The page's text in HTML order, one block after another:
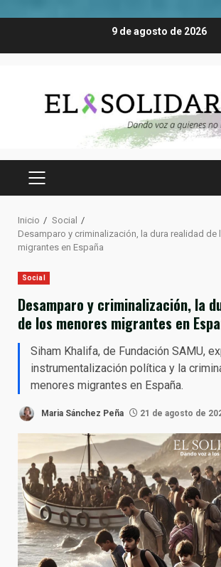
9 de agosto de 2026
MENÚ
Inicio
Social
Desamparo y criminalización, la dura realidad de
migrantes en España
Social
Desamparo y criminalización, la
de los menores migrantes en
Siham Khalifa, de Fundación SAMU,
instrumentalización política y la
menores migrantes en España.
Maria Sánchez Peña 21 de agosto de